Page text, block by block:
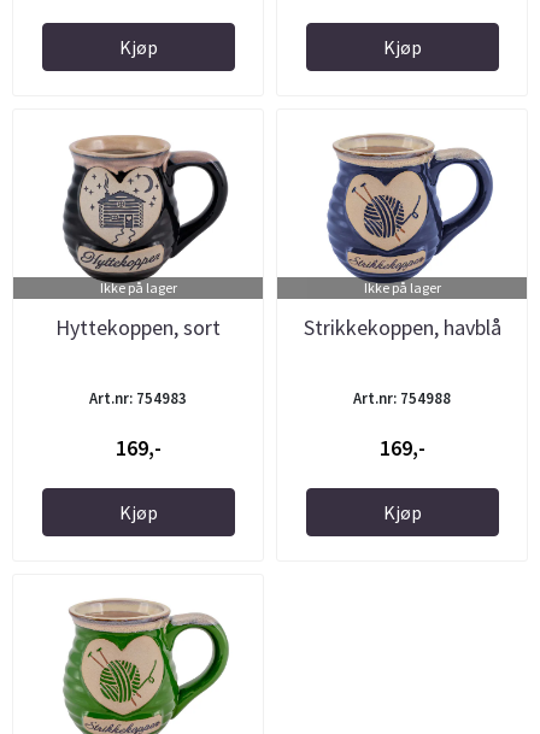
Kjøp Kjøp
Ikke på lager
Hyttekoppen, sort
Art.nr: 754983
169,-
Kjøp
Ikke på lager
Strikkekoppen, havblå
Art.nr: 754988
169,-
Kjøp